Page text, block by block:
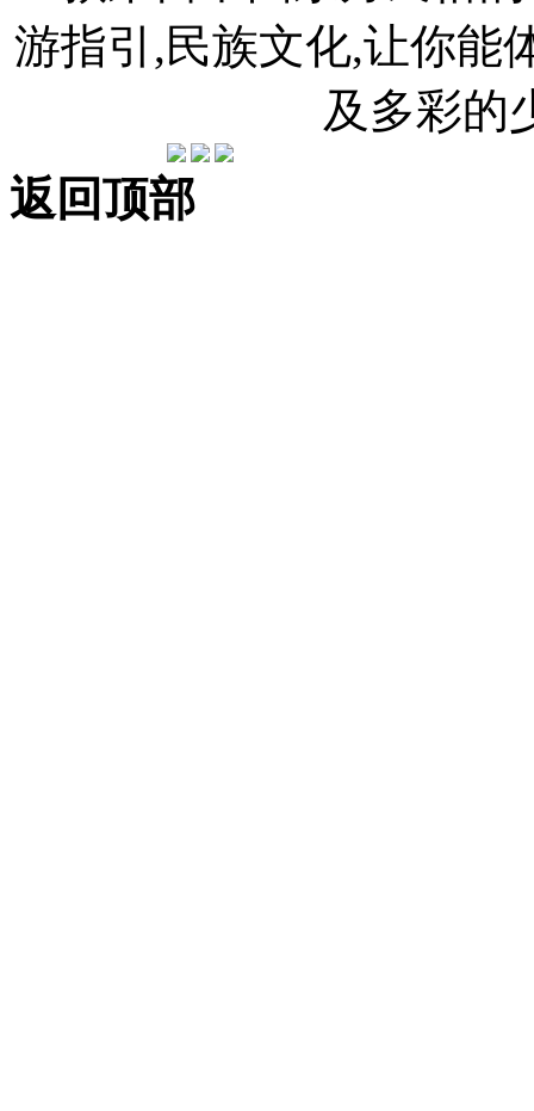
游指引,民族文化,让你能
及多彩的
返回顶部